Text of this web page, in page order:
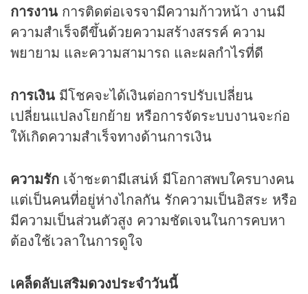
การงาน การติดต่อเจรจามีความก้าวหน้า งานมี
ความสำเร็จดีขึ้นด้วยความสร้างสรรค์ ความ
พยายาม และความสามารถ และผลกำไรที่ดี
การเงิน มีโชคจะได้เงินต่อการปรับเปลี่ยน
เปลี่ยนแปลงโยกย้าย หรือการจัดระบบงานจะก่อ
ให้เกิดความสำเร็จทางด้านการเงิน
ความรัก เจ้าชะตามีเสน่ห์ มีโอกาสพบใครบางคน
แต่เป็นคนที่อยู่ห่างไกลกัน รักความเป็นอิสระ หรือ
มีความเป็นส่วนตัวสูง ความชัดเจนในการคบหา
ต้องใช้เวลาในการดูใจ
เคล็ดลับเสริมดวงประจำวันนี้